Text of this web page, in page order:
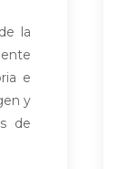
la
e
y
de